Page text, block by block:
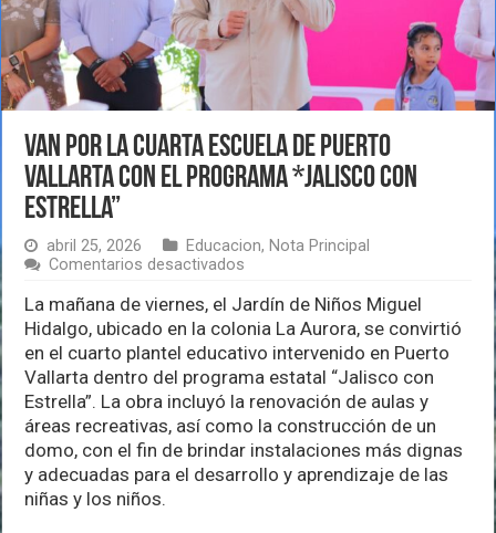
Van por la cuarta escuela de Puerto
Vallarta con el programa *Jalisco con
Estrella”
abril 25, 2026 Educacion, Nota Principal
Comentarios desactivados
por
cuarta
escuela
de
Puerto
Vallarta
con
el
programa
*Jalisco
La mañana de viernes, el Jardín de Niños Miguel
Hidalgo, ubicado en la colonia La Aurora, se convirtió
en el cuarto plantel educativo intervenido en Puerto
Vallarta dentro del programa estatal “Jalisco con
Estrella”. La obra incluyó la renovación de aulas y
áreas recreativas, así como la construcción de un
domo, con el fin de brindar instalaciones más dignas
y adecuadas para el desarrollo y aprendizaje de las
niñas y los niños.